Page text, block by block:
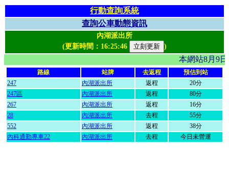
行動查詢系統
查詢公車動態資訊
內湖派出所
(更新時間： 16:25:46 )
本網站8月9
路線 站牌 去返程
預估到站
247
內湖派出所 返程
20分
247區
內湖派出所 返程
80分
267
內湖派出所 返程
16分
28
內湖派出所 去程
55分
552
內湖派出所 返程
38分
內科通勤專車22
內湖派出所 去程 今日未營運